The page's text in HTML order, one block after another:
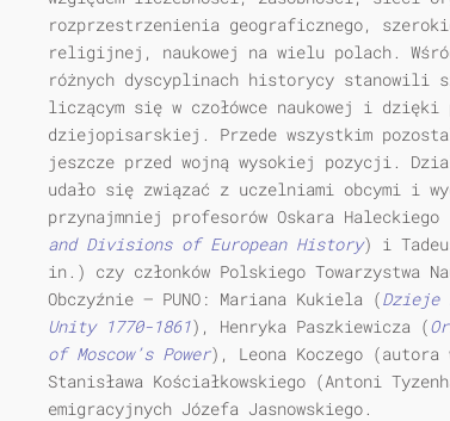
rozprzestrzenienia geograficznego,
religijnej, naukowej na wielu polach.
różnych dyscyplinach historycy stanowili
liczącym się w czołówce naukowej i
dziejopisarskiej. Przede wszystkim
jeszcze przed wojną wysokiej pozycji.
udało się związać z uczelniami obcymi i
przynajmniej profesorów Oskara
andDivisions of European History) i
in.) czy członków Polskiego Towarzystwa
Obczyźnie — PUNO: Mariana Kukiela (Dzieje
Unity 1770-1861), Henryka Paszkiewicza (
of Moscow’s Power), Leona Koczego
Stanisława Kościałkowskiego (Antoni
emigracyjnych Józefa Jasnowskiego.